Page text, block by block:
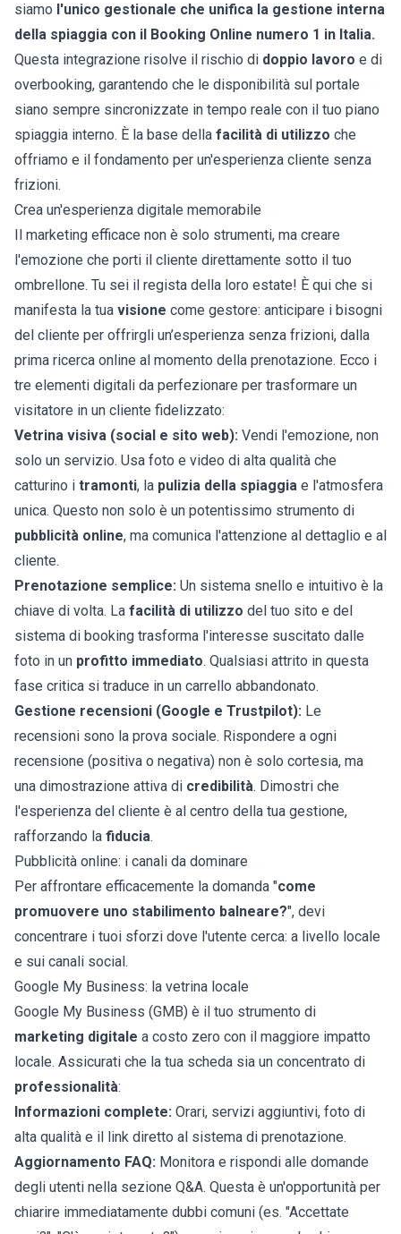
siamo l'unico gestionale che unifica la gestione interna
della spiaggia con il Booking Online numero 1 in Italia.
Questa integrazione risolve il rischio di doppio lavoro e di
overbooking, garantendo che le disponibilità sul portale
siano sempre sincronizzate in tempo reale con il tuo piano
spiaggia interno. È la base della facilità di utilizzo che
offriamo e il fondamento per un'esperienza cliente senza
frizioni.
Crea un'esperienza digitale memorabile
Il marketing efficace non è solo strumenti, ma creare
l'emozione che porti il cliente direttamente sotto il tuo
ombrellone. Tu sei il regista della loro estate! È qui che si
manifesta la tua visione come gestore: anticipare i bisogni
del cliente per offrirgli un’esperienza senza frizioni, dalla
prima ricerca online al momento della prenotazione. Ecco i
tre elementi digitali da perfezionare per trasformare un
visitatore in un cliente fidelizzato:
Vetrina visiva (social e sito web): Vendi l'emozione, non
solo un servizio. Usa foto e video di alta qualità che
catturino i tramonti, la pulizia della spiaggia e l'atmosfera
unica. Questo non solo è un potentissimo strumento di
pubblicità online, ma comunica l'attenzione al dettaglio e al
cliente.
Prenotazione semplice: Un sistema snello e intuitivo è la
chiave di volta. La facilità di utilizzo del tuo sito e del
sistema di booking trasforma l'interesse suscitato dalle
foto in un profitto immediato. Qualsiasi attrito in questa
fase critica si traduce in un carrello abbandonato.
Gestione recensioni (Google e Trustpilot): Le
recensioni sono la prova sociale. Rispondere a ogni
recensione (positiva o negativa) non è solo cortesia, ma
una dimostrazione attiva di credibilità. Dimostri che
l'esperienza del cliente è al centro della tua gestione,
rafforzando la fiducia.
Pubblicità online: i canali da dominare
Per affrontare efficacemente la domanda "come
promuovere uno stabilimento balneare?", devi
concentrare i tuoi sforzi dove l'utente cerca: a livello locale
e sui canali social.
Google My Business: la vetrina locale
Google My Business (GMB) è il tuo strumento di
marketing digitale a costo zero con il maggiore impatto
locale. Assicurati che la tua scheda sia un concentrato di
professionalità:
Informazioni complete: Orari, servizi aggiuntivi, foto di
alta qualità e il link diretto al sistema di prenotazione.
Aggiornamento FAQ: Monitora e rispondi alle domande
degli utenti nella sezione Q&A. Questa è un'opportunità per
chiarire immediatamente dubbi comuni (es. "Accettate